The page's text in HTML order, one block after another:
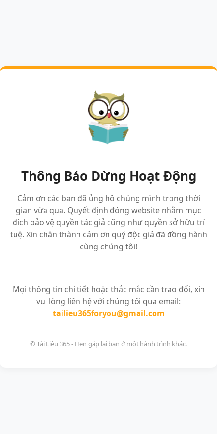
Thông Báo Dừng Hoạt Động
Cảm ơn các bạn đã ủng hộ chúng mình trong thời
gian vừa qua. Quyết định đóng website nhằm mục
đích bảo vệ quyền tác giả cũng như quyền sở hữu trí
tuệ. Xin chân thành cảm ơn quý độc giả đã đồng hành
cùng chúng tôi!
Mọi thông tin chi tiết hoặc thắc mắc cần trao đổi, xin
vui lòng liên hệ với chúng tôi qua email:
tailieu365foryou@gmail.com
© Tài Liệu 365 - Hẹn gặp lại bạn ở một hành trình khác.